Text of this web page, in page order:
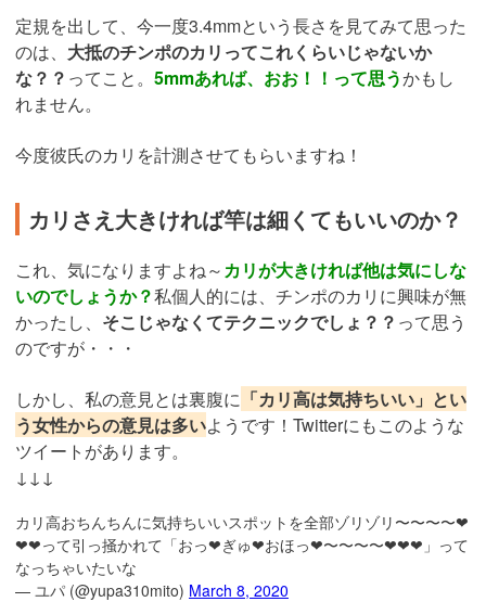
定規を出して、今一度3.4mmという長さを見てみて思った
のは、 大抵のチンポのカリってこれくらいじゃないか
な？？ ってこと。 5mmあれば、おお！！って思うかもし
れません。
今度彼氏のカリを計測させてもらいますね！
カリさえ大きければ竿は細くてもいいのか？
これ、気になりますよね～カリが大きければ他は気にしな
いのでしょうか？私個人的には、チンポのカリに興味が無
かったし、 そこじゃなくてテクニックでしょ？？ って思う
のですが・・・
しかし、私の意見とは裏腹に 「カリ高は気持ちいい」とい
う女性からの意見は多いようです！Twitterにもこのような
ツイートがあります。
↓↓↓
カリ高おちんちんに気持ちいいスポットを全部ゾリゾリ〜〜〜〜❤
❤❤って引っ掻かれて「おっ❤ぎゅ❤おほっ❤〜〜〜〜❤❤❤」って
なっちゃいたいな
— ユパ (@yupa310mito) March 8, 2020